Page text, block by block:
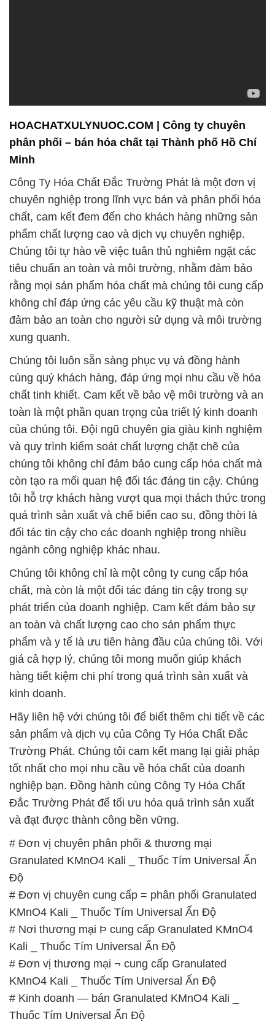
đảm bảo an toàn cho người sử dụng và môi trường
Chúng tôi luôn sẵn sàng phục vụ và đồng hành
cùng quý khách hàng, đáp ứng mọi nhu cầu về hóa
toàn là một phần quan trọng của triết lý kinh doanh
của chúng tôi. Đội ngũ chuyên gia giàu kinh nghiệm
và quy trình kiểm soát chất lượng chặt chẽ của
chúng tôi không chỉ đảm bảo cung cấp hóa chất mà
còn tạo ra mối quan hệ đối tác đáng tin cậy. Chúng
tôi hỗ trợ khách hàng vượt qua mọi thách thức trong
quá trình sản xuất và chế biến cao su, đồng thời là
đối tác tin cậy cho các doanh nghiệp trong nhiều
ngành công nghiệp khác nhau.
Chúng tôi không chỉ là một công ty cung cấp hóa
chất, mà còn là một đối tác đáng tin cậy trong sự
phát triển của doanh nghiệp. Cam kết đảm bảo sự
an toàn và chất lượng cao cho sản phẩm thực
phẩm và y tế là ưu tiên hàng đầu của chúng tôi. Với
giá cả hợp lý, chúng tôi mong muốn giúp khách
hàng tiết kiệm chi phí trong quá trình sản xuất và
kinh doanh.
Hãy liên hệ với chúng tôi để biết thêm chi tiết về các
sản phẩm và dịch vụ của Công Ty Hóa Chất Đắc
Trường Phát. Chúng tôi cam kết mang lại giải pháp
tốt nhất cho mọi nhu cầu về hóa chất của doanh
nghiệp bạn. Đồng hành cùng Công Ty Hóa Chất
Đắc Trường Phát để tối ưu hóa quá trình sản xuất
và đạt được thành công bền vững.
# Đơn vị chuyên phân phối & thương mại
Granulated KMnO4 Kali _ Thuốc Tím Universal Ấn
Độ
# Đơn vị chuyên cung cấp = phân phối Granulated
KMnO4 Kali _ Thuốc Tím Universal Ấn Độ
Kali _ Thuốc Tím Universal Ấn Độ
# Đơn vị thương mại ¬ cung cấp Granulated
KMnO4 Kali _ Thuốc Tím Universal Ấn Độ
# Kinh doanh — bán Granulated KMnO4 Kali _
Thuốc Tím Universal Ấn Độ
# Nơi cung cấp ∩ kinh doanh Granulated KMnO4
Kali _ Thuốc Tím Universal Ấn Độ
# Đơn vị cung cấp › phân phối Granulated KMnO4
Kali _ Thuốc Tím Universal Ấn Độ
# Nhà kinh doanh Σ phân phối Granulated KMnO4
Kali _ Thuốc Tím Universal Ấn Độ
# Cty cung cấp ε kinh doanh Granulated KMnO4
Kali _ Thuốc Tím Universal Ấn Độ
# Địa chỉ cung ứng ∩ phân phối Granulated KMnO4
Kali _ Thuốc Tím Universal Ấn Độ
# Công ty chuyên phân phối ◄ cung cấp
Granulated KMnO4 Kali _ Thuốc Tím Universal Ấn
Độ